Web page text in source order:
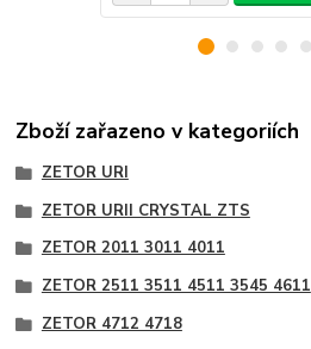
Zboží zařazeno v kategoriích
ZETOR URI
ZETOR URII CRYSTAL ZTS
ZETOR 2011 3011 4011
ZETOR 2511 3511 4511 3545 4611
ZETOR 4712 4718